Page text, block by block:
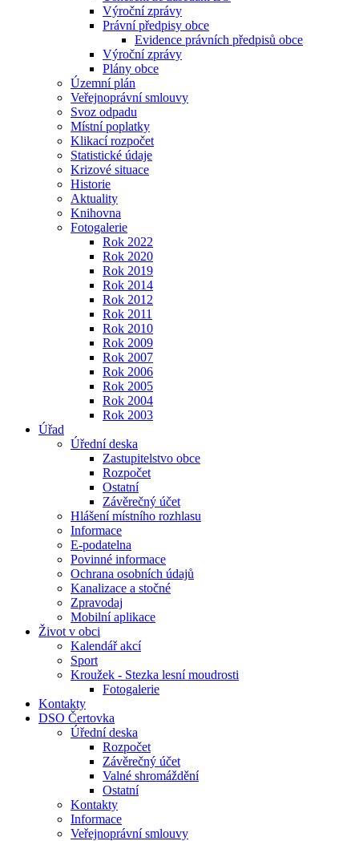
Výroční zprávy
Právní předpisy obce
Evidence právních předpisů obce
Výroční zprávy
Plány obce
Územní plán
Veřejnoprávní smlouvy
Svoz odpadu
Místní poplatky
Klikací rozpočet
Statistické údaje
Krizové situace
Historie
Aktuality
Knihovna
Fotogalerie
Rok 2022
Rok 2020
Rok 2019
Rok 2014
Rok 2012
Rok 2011
Rok 2010
Rok 2009
Rok 2007
Rok 2006
Rok 2005
Rok 2004
Rok 2003
Úřad
Úřední deska
Zastupitelstvo obce
Rozpočet
Ostatní
Závěrečný účet
Hlášení místního rozhlasu
Informace
E-podatelna
Povinné informace
Ochrana osobních údajů
Kanalizace a stočné
Zpravodaj
Mobilní aplikace
Život v obci
Kalendář akcí
Sport
Kroužek - Stezka lesní moudrosti
Fotogalerie
Kontakty
DSO Čertovka
Úřední deska
Rozpočet
Závěrečný účet
Valné shromáždění
Ostatní
Kontakty
Informace
Veřejnoprávní smlouvy